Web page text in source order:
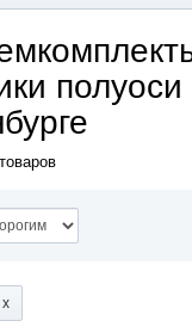
товаров